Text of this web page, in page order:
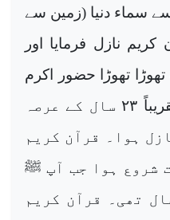
سماء دنیا (زمین سے
نازل فرمایا اور
تھوڑا حضور اکرم
۲۳ سال کے عرصہ
ہوا۔ قرآن کریم
شروع ہوا جب آپ ﷺ
تھی۔ قرآن کریم